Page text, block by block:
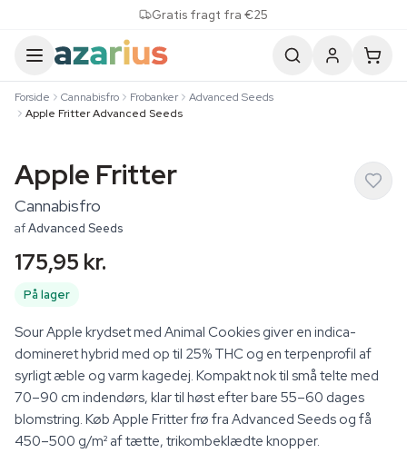
Gratis fragt fra €25
Forside Cannabisfro Frobanker
Advanced Seeds
Apple Fritter Advanced Seeds
Apple Fritter
Cannabisfro
afAdvanced Seeds
175,95 kr.
På lager
Sour Apple krydset med Animal Cookies giver en indica-
domineret hybrid med op til 25% THC og en terpenprofil af
syrligt æble og varm kagedej. Kompakt nok til små telte med
70–90 cm indendørs, klar til høst efter bare 55–60 dages
blomstring. Køb Apple Fritter frø fra Advanced Seeds og få
450–500 g/m² af tætte, trikombeklædte knopper.